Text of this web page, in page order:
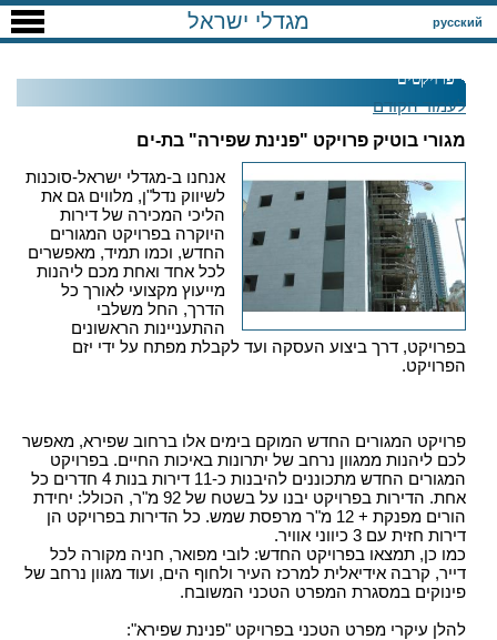
русский מגדלי ישראל
פרויקטים
לעמוד הקודם
מגורי בוטיק פרויקט "פנינת שפירה" בת-ים
אנחנו ב-מגדלי ישראל-סוכנות
לשיווק נדל"ן, מלווים גם את
הליכי המכירה של דירות
היוקרה בפרויקט המגורים
החדש, וכמו תמיד, מאפשרים
לכל אחד ואחת מכם ליהנות
מייעוץ מקצועי לאורך כל
הדרך, החל משלבי
ההתעניינות הראשונים
בפרויקט, דרך ביצוע העסקה ועד לקבלת מפתח על ידי יזם
הפרויקט.
פרויקט המגורים החדש המוקם בימים אלו ברחוב שפירא, מאפשר
לכם ליהנות ממגוון נרחב של יתרונות באיכות החיים. בפרויקט
המגורים החדש מתכוננים להיבנות כ-11 דירות בנות 4 חדרים כל
אחת. הדירות בפרויקט יבנו על בשטח של 92 מ"ר, הכולל: יחידת
הורים מפנקת + 12 מ"ר מרפסת שמש. כל הדירות בפרויקט הן
דירות חזית עם 3 כיווני אוויר.
כמו כן, תמצאו בפרויקט החדש: לובי מפואר, חניה מקורה לכל
דייר, קרבה אידיאלית למרכז העיר ולחוף הים, ועוד מגוון נרחב של
פינוקים במסגרת המפרט הטכני המשובח.
להלן עיקרי מפרט הטכני בפרויקט "פנינת שפירא":